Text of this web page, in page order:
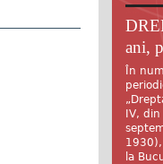
ani,
În
IV, din
la